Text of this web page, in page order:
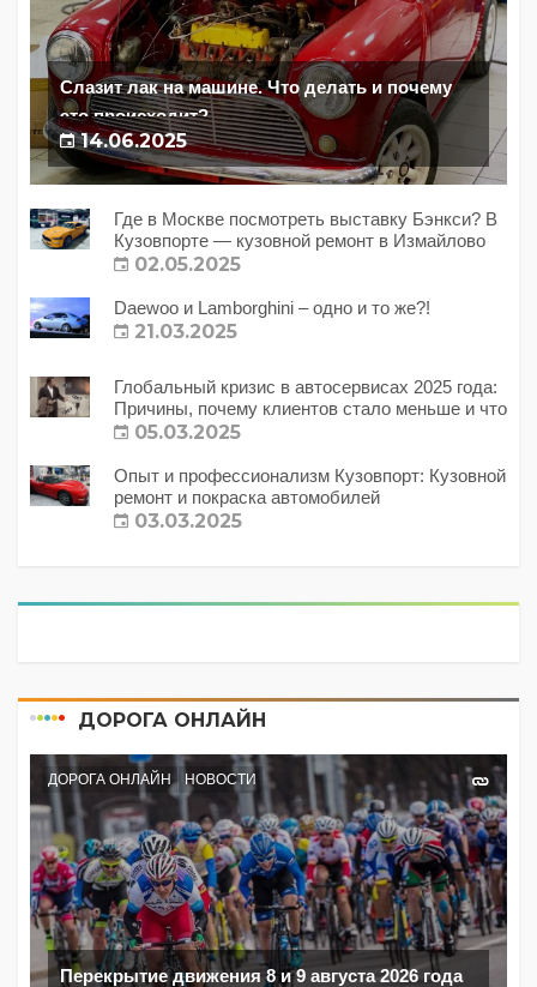
Слазит лак на машине. Что делать и почему
это происходит?
14.06.2025
Где в Москве посмотреть выставку Бэнкси? В
Кузовпорте — кузовной ремонт в Измайлово
02.05.2025
Daewoo и Lamborghini – одно и то же?!
21.03.2025
Глобальный кризис в автосервисах 2025 года:
Причины, почему клиентов стало меньше и что
с этим делать?
05.03.2025
Опыт и профессионализм Кузовпорт: Кузовной
ремонт и покраска автомобилей
03.03.2025
ДОРОГА ОНЛАЙН
ДОРОГА ОНЛАЙН НОВОСТИ
Перекрытие движения 8 и 9 августа 2026 года